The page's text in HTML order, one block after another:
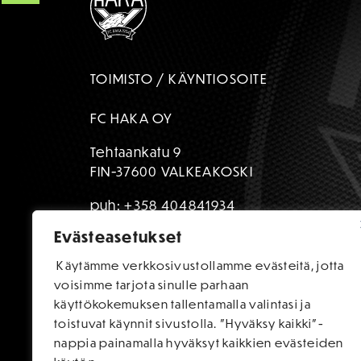
Evästeasetukset
Käytämme verkkosivustollamme evästeitä, jotta
voisimme tarjota sinulle parhaan
käyttökokemuksen tallentamalla valintasi ja
toistuvat käynnit sivustolla. "Hyväksy kaikki"-
nappia painamalla hyväksyt kaikkien evästeiden
TOIMISTO / KÄYNTIOSOITE
FC HAKA OY
Tehtaankatu 9
FIN-37600 VALKEAKOSKI
puh:+358 404841934
toimisto@fchaka.fi